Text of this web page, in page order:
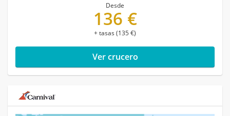
Desde
136 €
+ tasas (135 €)
Ver crucero